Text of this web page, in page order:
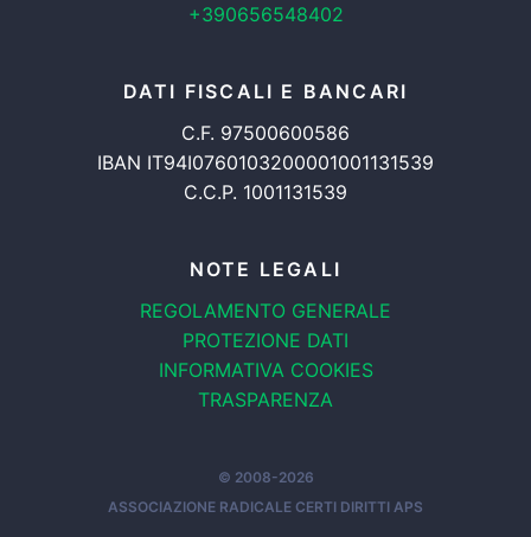
+390656548402
DATI FISCALI E BANCARI
C.F. 97500600586
IBAN IT94I0760103200001001131539
C.C.P. 1001131539
NOTE LEGALI
REGOLAMENTO GENERALE
PROTEZIONE DATI
INFORMATIVA COOKIES
TRASPARENZA
© 2008-2026
ASSOCIAZIONE RADICALE CERTI DIRITTI APS